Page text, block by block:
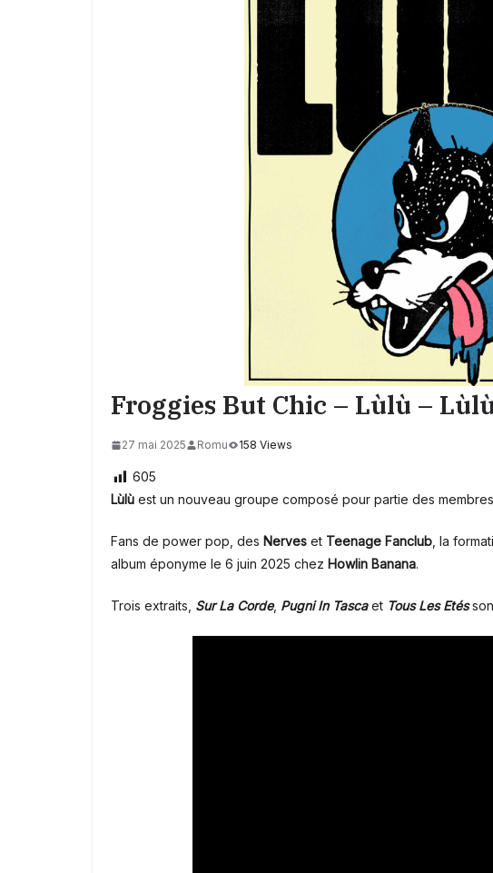
Froggies But Chic – Lùlù –
27 mai 2025 Romu 158 Views
605
Lùlù est un nouveau groupe composé pour partie des membres
Fans de power pop, des Nerves et Teenage Fanclub , la
album éponyme le 6 juin 2025 chez Howlin Banana.
Trois extraits, Sur La Corde, Pugni In Tascaet Tous Les Etés